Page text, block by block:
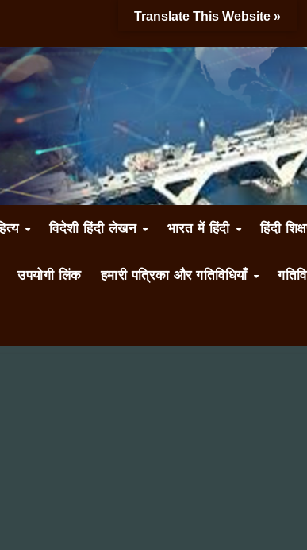
विदेशी हिंदी लेखन भारत में हिंदी हिंदी
उपयोगी लिंक हमारी पत्रिका और गतिविधियाँ
Translate This Website »